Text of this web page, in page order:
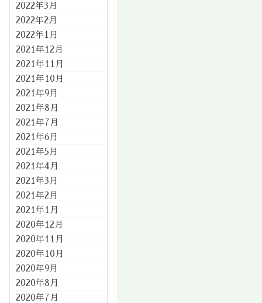
2022年3月
2022年2月
2022年1月
2021年12月
2021年11月
2021年10月
2021年9月
2021年8月
2021年7月
2021年6月
2021年5月
2021年4月
2021年3月
2021年2月
2021年1月
2020年12月
2020年11月
2020年10月
2020年9月
2020年8月
2020年7月